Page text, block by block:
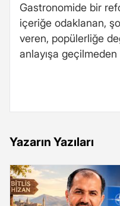
Gastronomide bir
içeriğe odaklanan,
veren, popülerliğe
anlayışa
Yazarın Yazıları